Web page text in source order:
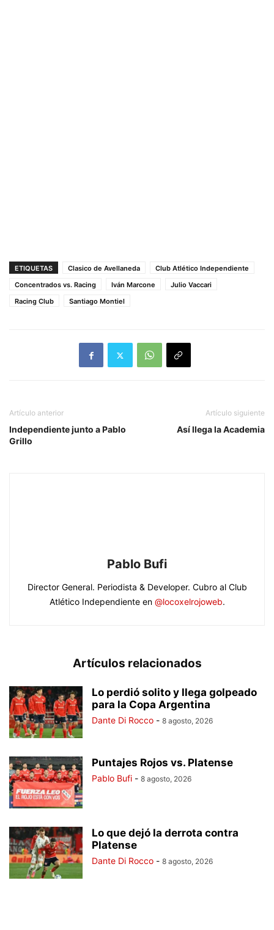
ETIQUETAS Clasico de Avellaneda
Club Atlético Independiente
Concentrados vs. Racing
Iván Marcone
Julio Vaccari
Racing Club
Santiago Montiel
Artículo anterior
Independiente junto a Pablo
Grillo
Artículo siguiente
Así llega la Academia
Pablo Bufi
Director General. Periodista & Developer. Cubro al Club
Atlético Independiente en @locoxelrojoweb.
Artículos relacionados
Lo perdió solito y llega golpeado
para la Copa Argentina
Dante Di Rocco - 8 agosto, 2026
Puntajes Rojos vs. Platense
Pablo Bufi - 8 agosto, 2026
Lo que dejó la derrota contra
Platense
Dante Di Rocco - 8 agosto, 2026